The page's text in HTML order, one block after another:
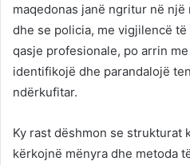
maqedonas janë ngritur në
dhe se policia, me vigjilencë
qasje profesionale, po arrin
identifikojë dhe parandalojë
ndërkufitar.
Ky rast dëshmon se strukturat
kërkojnë mënyra dhe metoda